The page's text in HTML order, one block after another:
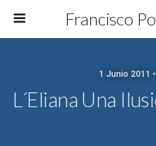
Francisco
1 Junio 2011
L´Eliana Una